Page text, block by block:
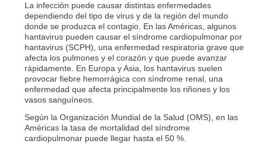
La infección puede causar distintas enfermedades
dependiendo del tipo de virus y de la región del mundo
donde se produzca el contagio. En las Américas, algunos
hantavirus pueden causar el síndrome cardiopulmonar por
hantavirus (SCPH), una enfermedad respiratoria grave que
afecta los pulmones y el corazón y que puede avanzar
rápidamente. En Europa y Asia, los hantavirus suelen
provocar fiebre hemorrágica con síndrome renal, una
enfermedad que afecta principalmente los riñones y los
vasos sanguíneos.
Según la Organización Mundial de la Salud (OMS), en las
Américas la tasa de mortalidad del síndrome
cardiopulmonar puede llegar hasta el 50 %.